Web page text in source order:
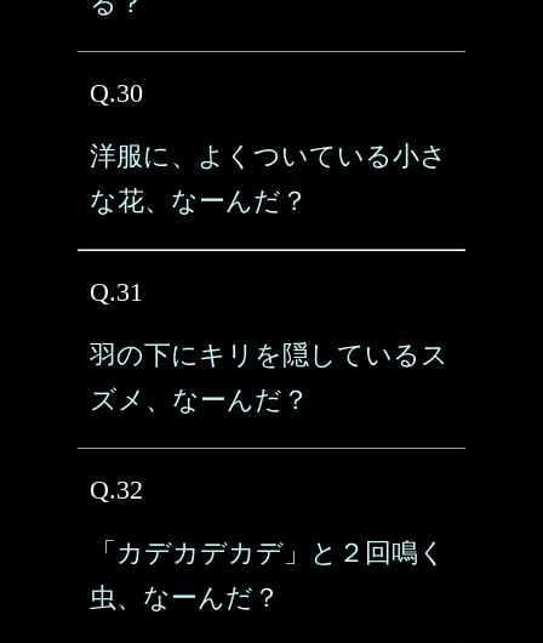
Q.30
洋服に、よくついている小さ
な花、なーんだ？
Q.31
羽の下にキリを隠しているス
ズメ、なーんだ？
Q.32
「カデカデカデ」と２回鳴く
虫、なーんだ？